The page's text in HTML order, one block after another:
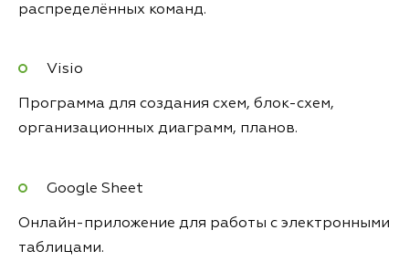
распределённых команд.
Visio
Программа для создания схем, блок-схем,
организационных диаграмм, планов.
Google Sheet
Онлайн-приложение для работы с электронными
таблицами.